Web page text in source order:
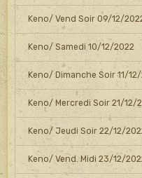
Keno/ Vend Soir 09/12/
Keno/ Samedi 10/12/2022
Keno/ Dimanche Soir 11/
Keno/ Mercredi Soir 21/12/
Keno/ Jeudi Soir 22/12/
Keno/ Vend. Midi 23/12/